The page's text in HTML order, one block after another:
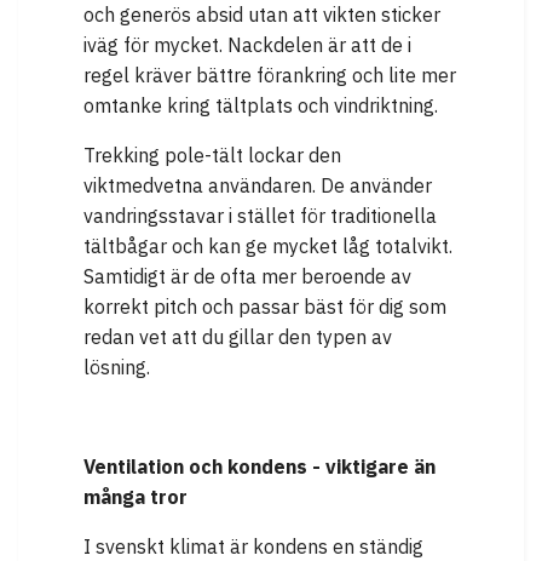
och generös absid utan att vikten sticker
iväg för mycket. Nackdelen är att de i
regel kräver bättre förankring och lite mer
omtanke kring tältplats och vindriktning.
Trekking pole-tält lockar den
viktmedvetna användaren. De använder
vandringsstavar i stället för traditionella
tältbågar och kan ge mycket låg totalvikt.
Samtidigt är de ofta mer beroende av
korrekt pitch och passar bäst för dig som
redan vet att du gillar den typen av
lösning.
Ventilation och kondens - viktigare än
många tror
I svenskt klimat är kondens en ständig